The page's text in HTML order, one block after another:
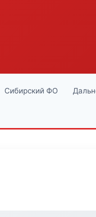
Сибирский ФО